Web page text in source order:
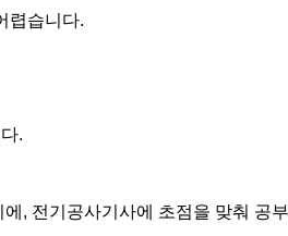
렵습니다.
.
, 전기공사기사에 초점을 맞춰 공